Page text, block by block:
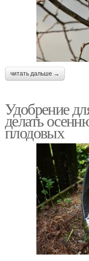
читать дальше →
Удобрение
делать
плодовых